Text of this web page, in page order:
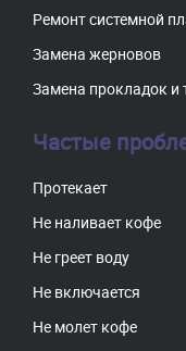
Ремонт системной
Замена жерновов
Замена прокладок и
Частые
Протекает
Не наливает кофе
Не греет воду
Не включается
Не молет кофе